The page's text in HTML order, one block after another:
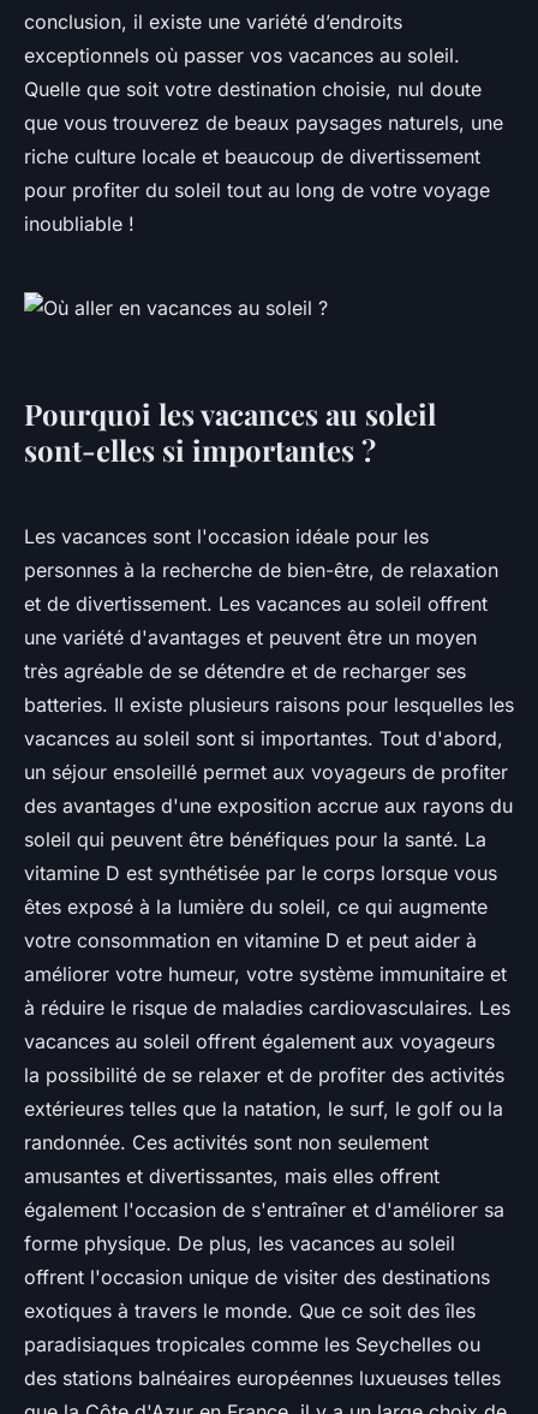
conclusion, il existe une variété d’endroits
exceptionnels où passer vos vacances au soleil.
Quelle que soit votre destination choisie, nul doute
que vous trouverez de beaux paysages naturels, une
riche culture locale et beaucoup de divertissement
pour profiter du soleil tout au long de votre voyage
inoubliable !
Pourquoi les vacances au soleil
sont-elles si importantes ?
Les vacances sont l'occasion idéale pour les
personnes à la recherche de bien-être, de relaxation
et de divertissement. Les vacances au soleil offrent
une variété d'avantages et peuvent être un moyen
très agréable de se détendre et de recharger ses
batteries. Il existe plusieurs raisons pour lesquelles les
vacances au soleil sont si importantes. Tout d'abord,
un séjour ensoleillé permet aux voyageurs de profiter
des avantages d'une exposition accrue aux rayons du
soleil qui peuvent être bénéfiques pour la santé. La
vitamine D est synthétisée par le corps lorsque vous
êtes exposé à la lumière du soleil, ce qui augmente
votre consommation en vitamine D et peut aider à
améliorer votre humeur, votre système immunitaire et
à réduire le risque de maladies cardiovasculaires. Les
vacances au soleil offrent également aux voyageurs
la possibilité de se relaxer et de profiter des activités
extérieures telles que la natation, le surf, le golf ou la
randonnée. Ces activités sont non seulement
amusantes et divertissantes, mais elles offrent
également l'occasion de s'entraîner et d'améliorer sa
forme physique. De plus, les vacances au soleil
offrent l'occasion unique de visiter des destinations
exotiques à travers le monde. Que ce soit des îles
paradisiaques tropicales comme les Seychelles ou
des stations balnéaires européennes luxueuses telles